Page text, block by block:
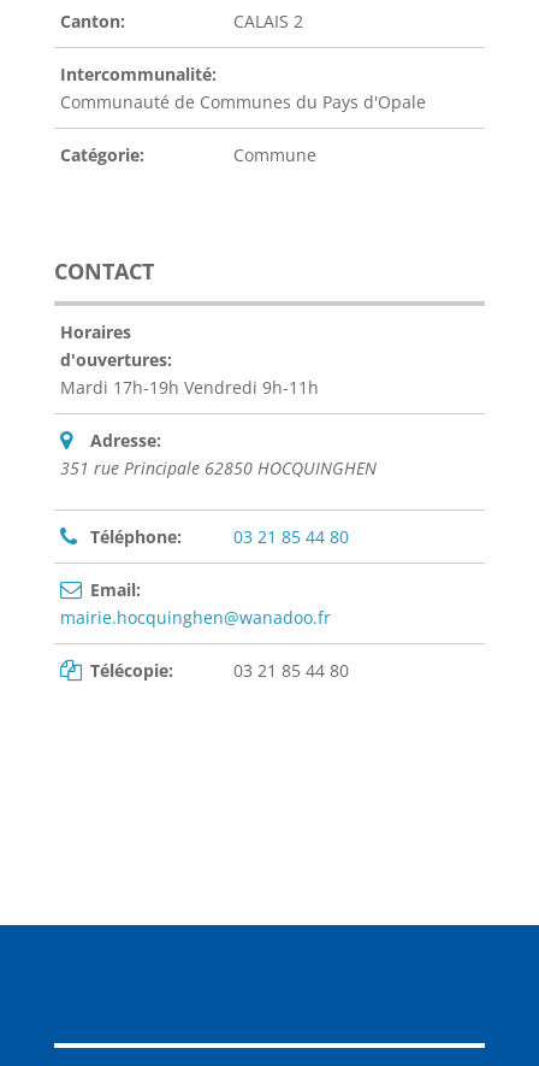
Canton: CALAIS 2
Intercommunalité:
Communauté de Communes du Pays d'Opale
Catégorie: Commune
CONTACT
Horaires
d'ouvertures:
Mardi 17h-19h Vendredi 9h-11h
Adresse:
351 rue Principale 62850 HOCQUINGHEN
Téléphone: 03 21 85 44 80
Email:
mairie.hocquinghen@wanadoo.fr
Télécopie: 03 21 85 44 80